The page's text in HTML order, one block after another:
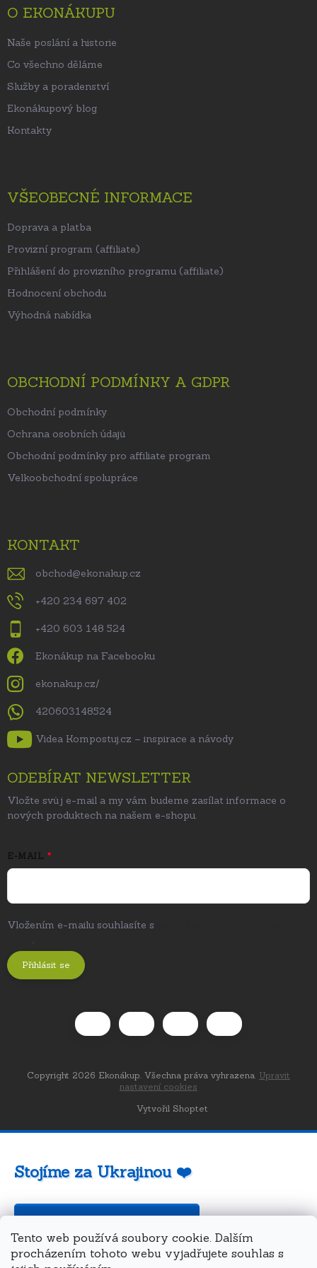
Tento web používá soubory cookie. Dalším
procházením tohoto webu vyjadřujete souhlas s
O EKONÁKUPU
Naše poslání a historie
Co všechno děláme
Služby a poradenství
Ekonákupový blog
Kontakty
VŠEOBECNÉ INFORMACE
Doprava a platba
Provizní program (affiliate)
Přihlášení do provizního programu (affiliate)
Hodnocení obchodu
Výhodná nabídka
OBCHODNÍ PODMÍNKY A GDPR
Obchodní podmínky
Ochrana osobních údajů
Obchodní podmínky pro affiliate program
Velkoobchodní spolupráce
KONTAKT
obchod@ekonakup.cz
+420 234 697 402
+420 603 148 524
Ekonákup na Facebooku
ekonakup.cz/
420603148524
Videa Kompostuj.cz – inspirace a návody
ODEBÍRAT NEWSLETTER
Vložte svůj e-mail a my vám budeme zasílat informace o
nových produktech na našem e-shopu.
E-MAIL
Vložením e-mailu souhlasíte s
.
Přihlásit se
Vytvořil Shoptet
Copyright 2026 Ekonákup. Všechna práva vyhrazena. Upravit
nastavení cookies
Stojíme za Ukrajinou ❤️